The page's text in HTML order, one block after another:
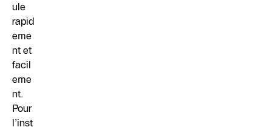
ule
rapid
eme
nt et
facil
eme
nt.
Pour
l’inst